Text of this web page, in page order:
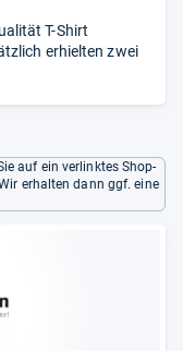
T-Shirt
erhielten zwei
auf ein verlinktes Shop-
erhalten dann ggf. eine